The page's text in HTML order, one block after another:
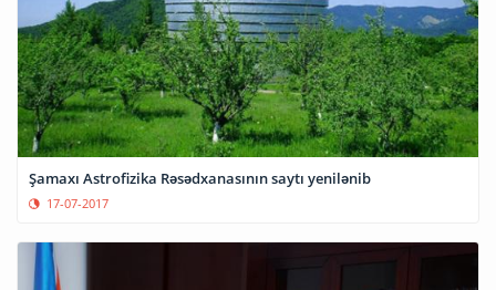
Şamaxı Astrofizika Rəsədxanasının saytı yenilənib
17-07-2017